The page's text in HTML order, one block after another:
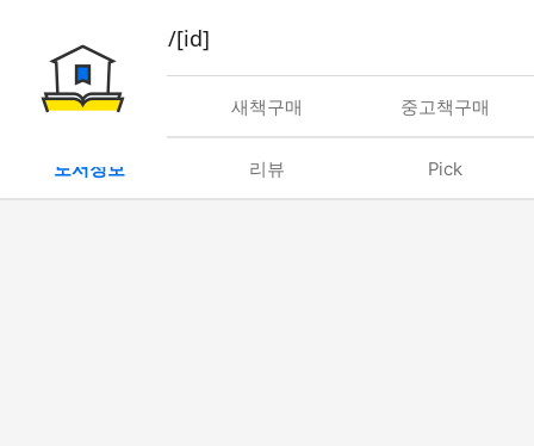
book/rent/[id]
대여 새책구매 중고책구매
도서정보 리뷰 Pick